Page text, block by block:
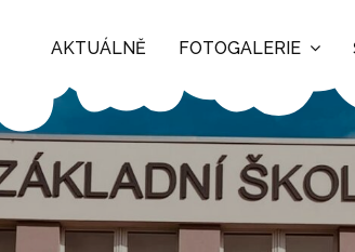
AKTUÁLNĚ FOTOGALERIE